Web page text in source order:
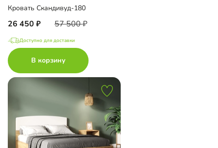
Кровать Скандивуд-180
26 450 57 500
Доступно для доставки
В корзину